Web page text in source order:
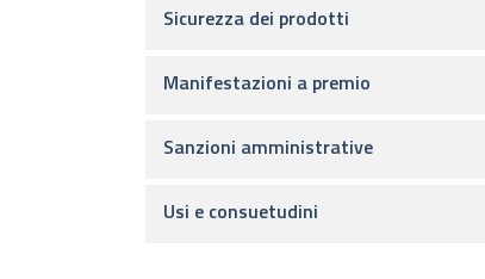
Sicurezza dei prodotti
Manifestazioni a premio
Sanzioni amministrative
Usi e consuetudini